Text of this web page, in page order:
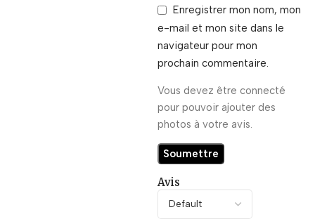
Avis
Enregistrer mon nom, mon
e-mail et mon site dans le
navigateur pour mon
prochain commentaire.
Vous devez être connecté
pour pouvoir ajouter des
photos à votre avis.